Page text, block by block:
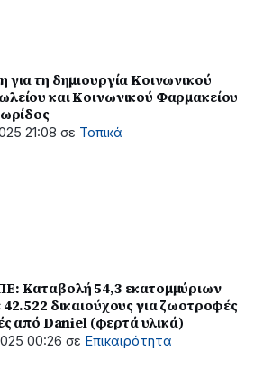
τη δημιουργία Kοινωνικού
και Κοινωνικού Φαρμακείου
21:08 σε Τοπικά
Καταβολή 54,3 εκατομμύριων
δικαιούχους για ζωοτροφές
από Daniel (φερτά υλικά)
00:26 σε Επικαιρότητα